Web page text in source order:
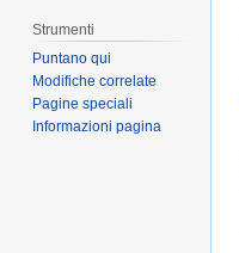
Strumenti
Puntano qui
Modifiche correlate
Pagine speciali
Informazioni pagina